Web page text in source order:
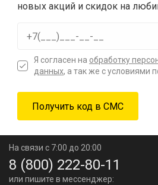
новых акций и скидок на
Я согласен на обработку
данных, а так же с условиями
На связи с 7:00 до 20:00
8 (800) 222-80-11
или пишите в мессенджер: